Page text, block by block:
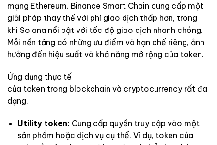
mạng Ethereum. Binance Smart Chain cung cấp một
giải pháp thay thế với phí giao dịch thấp hơn, trong
khi Solana nổi bật với tốc độ giao dịch nhanh chóng.
Mỗi nền tảng có những ưu điểm và hạn chế riêng, ảnh
hưởng đến hiệu suất và khả năng mở rộng của token.
Ứng dụng thực tế
của token trong blockchain và cryptocurrency rất đa
dạng.
Utility token: Cung cấp quyền truy cập vào một
sản phẩm hoặc dịch vụ cụ thể. Ví dụ, token của